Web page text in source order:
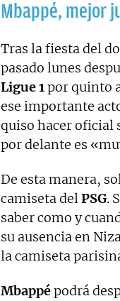
Mbappé, mejor
Tras la fiesta del
pasado lunes
Ligue 1por quinto
ese importante
quiso hacer oficial
por delante es
De esta manera,
camiseta delPSG.
saber como y
su ausencia en
la camiseta
Mbappépodrá